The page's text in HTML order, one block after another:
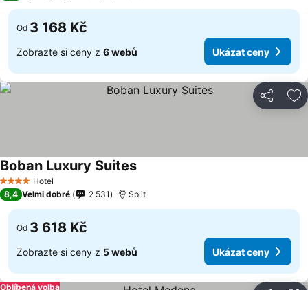
Od 3 168 Kč
Zobrazte si ceny z 6 webů Ukázat ceny
Sdílet
4 Počet hvězdiček
Hotel
Boban Luxury SuitesUkázat ceny
8,4 Velmi dobré 2 531 Split
Od 3 618 Kč
Zobrazte si ceny z 5 webů Ukázat ceny
Oblíbená volba